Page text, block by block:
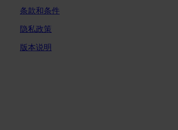
条款和条件
隐私政策
版本说明